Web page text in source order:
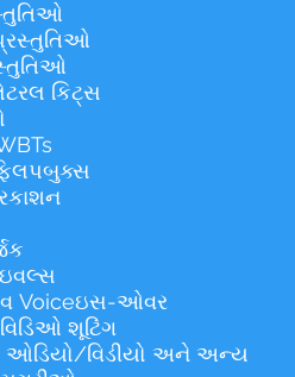
કિટ્સ
વ Voiceઇસ-ઓવર
શૂટિંગ
ઓડિયો/વિડીયો અને અન્ય